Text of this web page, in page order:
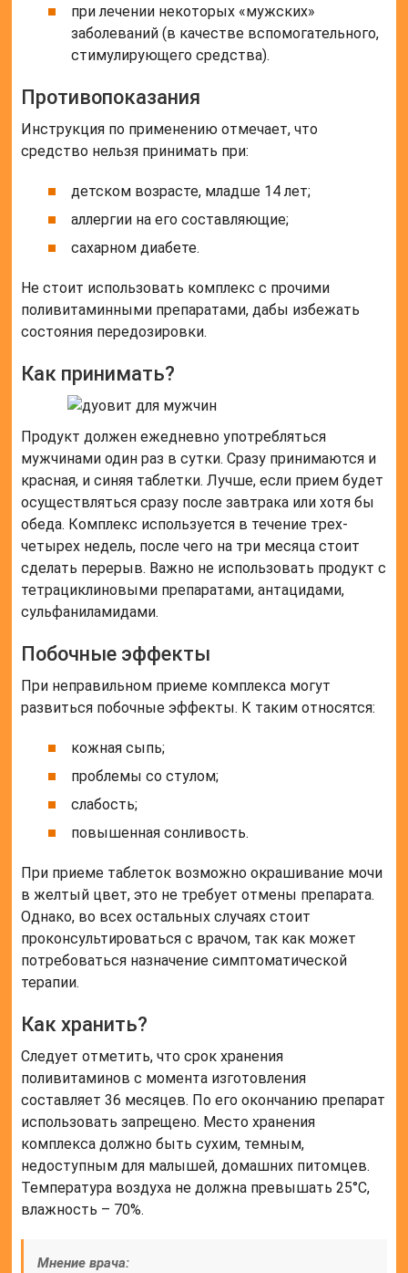
при лечении некоторых «мужских»
заболеваний (в качестве вспомогательного,
стимулирующего средства).
Противопоказания
Инструкция по применению отмечает, что
средство нельзя принимать при:
детском возрасте, младше 14 лет;
аллергии на его составляющие;
сахарном диабете.
Не стоит использовать комплекс с прочими
поливитаминными препаратами, дабы избежать
состояния передозировки.
Как принимать?
Продукт должен ежедневно употребляться
мужчинами один раз в сутки. Сразу принимаются и
красная, и синяя таблетки. Лучше, если прием будет
осуществляться сразу после завтрака или хотя бы
обеда. Комплекс используется в течение трех-
четырех недель, после чего на три месяца стоит
сделать перерыв. Важно не использовать продукт с
тетрациклиновыми препаратами, антацидами,
сульфаниламидами.
Побочные эффекты
При неправильном приеме комплекса могут
развиться побочные эффекты. К таким относятся:
кожная сыпь;
проблемы со стулом;
слабость;
повышенная сонливость.
При приеме таблеток возможно окрашивание мочи
в желтый цвет, это не требует отмены препарата.
Однако, во всех остальных случаях стоит
проконсультироваться с врачом, так как может
потребоваться назначение симптоматической
терапии.
Как хранить?
Следует отметить, что срок хранения
поливитаминов с момента изготовления
составляет 36 месяцев. По его окончанию препарат
использовать запрещено. Место хранения
комплекса должно быть сухим, темным,
недоступным для малышей, домашних питомцев.
Температура воздуха не должна превышать 25°С,
влажность – 70%.
Мнение врача: